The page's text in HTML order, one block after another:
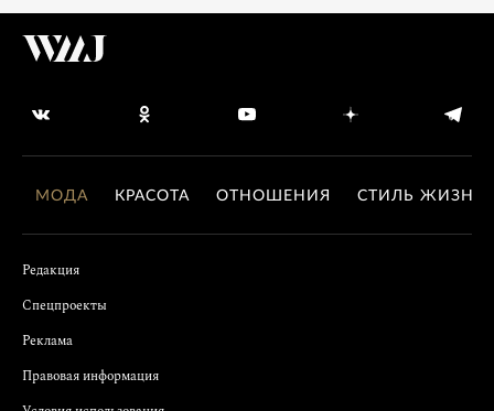
МОДА КРАСОТА ОТНОШЕНИЯ СТИЛЬ ЖИЗНИ
Редакция
Спецпроекты
Реклама
Правовая информация